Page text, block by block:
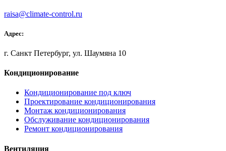
raisa@climate-control.ru
Адрес:
г. Санкт Петербург, ул. Шаумяна 10
Кондиционирование
Кондиционирование под ключ
Проектирование кондиционирования
Монтаж кондиционирования
Обслуживание кондиционирования
Ремонт кондиционирования
Вентиляция